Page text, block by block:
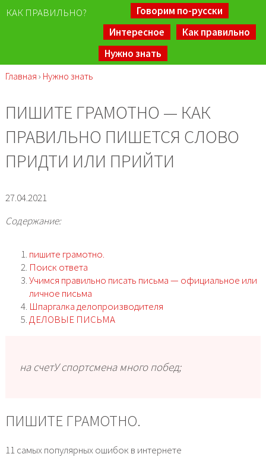
КАК ПРАВИЛЬНО?
Говорим по-русски
Интересное
Как правильно
Нужно знать
Главная › Нужно знать
ПИШИТЕ ГРАМОТНО — КАК
ПРАВИЛЬНО ПИШЕТСЯ СЛОВО
ПРИДТИ ИЛИ ПРИЙТИ
27.04.2021
Содержание:
пишите грамотно.
Поиск ответа
Учимся правильно писать письма — официальное или
личное письма
Шпаргалка делопроизводителя
ДЕЛОВЫЕ ПИСЬМА
на счетУ спортсмена много побед;
ПИШИТЕ ГРАМОТНО.
11 самых популярных ошибок в интернете